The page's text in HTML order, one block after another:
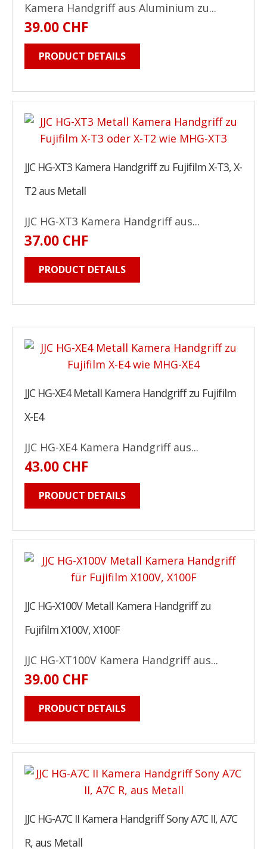
Kamera Handgriff aus Aluminium zu...
39.00 CHF
PRODUCT DETAILS
JJC HG-XT3 Kamera Handgriff zu Fujifilm X-T3, X-
T2 aus Metall
JJC HG-XT3 Kamera Handgriff aus...
37.00 CHF
PRODUCT DETAILS
JJC HG-XE4 Metall Kamera Handgriff zu Fujifilm
X-E4
JJC HG-XE4 Kamera Handgriff aus...
43.00 CHF
PRODUCT DETAILS
JJC HG-X100V Metall Kamera Handgriff zu
Fujifilm X100V, X100F
JJC HG-XT100V Kamera Handgriff aus...
39.00 CHF
PRODUCT DETAILS
JJC HG-A7C II Kamera Handgriff Sony A7C II, A7C
R, aus Metall